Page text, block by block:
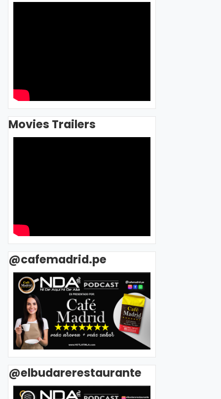
Movies Trailers
@cafemadrid.pe
@elbudarerestaurante